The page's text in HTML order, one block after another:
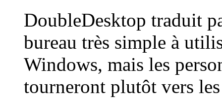
DoubleDesktop traduit
bureau très simple à
Windows, mais les
tourneront plutôt vers